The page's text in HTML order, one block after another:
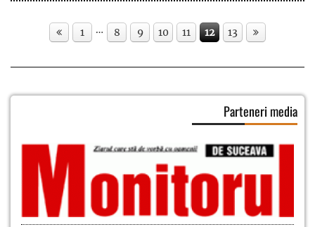
1 … 8 9 10 11 12 13
Parteneri media